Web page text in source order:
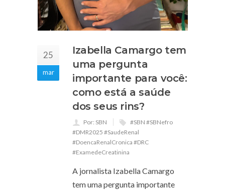
25
mar
Izabella Camargo tem
uma pergunta
importante para você:
como está a saúde
dos seus rins?
Por: SBN
#SBN #SBNefro
#DMR2025 #SaudeRenal
#DoencaRenalCronica #DRC
#ExamedeCreatinina
A jornalista Izabella Camargo
tem uma pergunta importante